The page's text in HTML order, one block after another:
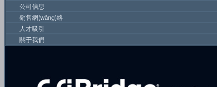
公司信息
銷售網(wǎng)絡
人才吸引
關于我們